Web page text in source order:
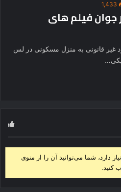
1,433
جوان فیلم‌ های
پس از ورود غیر قانونی به منزل مسکونی در لس
این ویجت به پلاگین Arqam Lite نیاز دارد، شما می‌توانید آن را از منوی
کنید.